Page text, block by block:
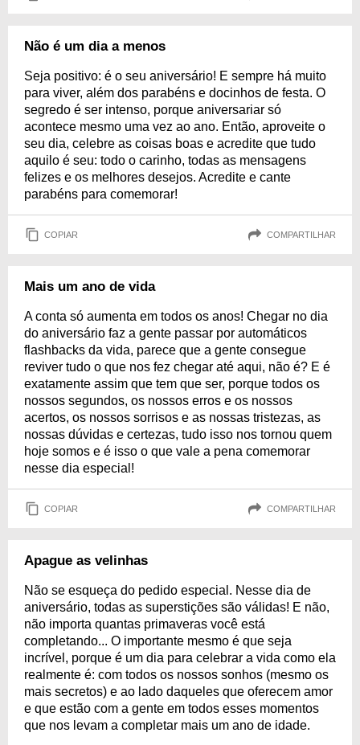
Não é um dia a menos
Seja positivo: é o seu aniversário! E sempre há muito
para viver, além dos parabéns e docinhos de festa. O
segredo é ser intenso, porque aniversariar só
acontece mesmo uma vez ao ano. Então, aproveite o
seu dia, celebre as coisas boas e acredite que tudo
aquilo é seu: todo o carinho, todas as mensagens
felizes e os melhores desejos. Acredite e cante
parabéns para comemorar!
COPIAR COMPARTILHAR
Mais um ano de vida
A conta só aumenta em todos os anos! Chegar no dia
do aniversário faz a gente passar por automáticos
flashbacks da vida, parece que a gente consegue
reviver tudo o que nos fez chegar até aqui, não é? E é
exatamente assim que tem que ser, porque todos os
nossos segundos, os nossos erros e os nossos
acertos, os nossos sorrisos e as nossas tristezas, as
nossas dúvidas e certezas, tudo isso nos tornou quem
hoje somos e é isso o que vale a pena comemorar
nesse dia especial!
COPIAR COMPARTILHAR
Apague as velinhas
Não se esqueça do pedido especial. Nesse dia de
aniversário, todas as superstições são válidas! E não,
não importa quantas primaveras você está
completando... O importante mesmo é que seja
incrível, porque é um dia para celebrar a vida como ela
realmente é: com todos os nossos sonhos (mesmo os
mais secretos) e ao lado daqueles que oferecem amor
e que estão com a gente em todos esses momentos
que nos levam a completar mais um ano de idade.